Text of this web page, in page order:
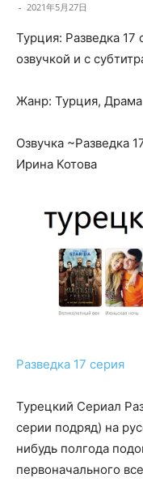
- 2021年5月27日
Турция: Разведка 17
озвучкой и с
Жанр: Турция, Драма
Озвучка ~Разведка
Ирина Котова
Разведка 17 серия
Турецкий Сериал
серии подряд) на
нибудь полгода
первоначального